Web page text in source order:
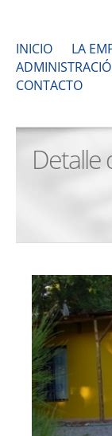
INICIO
LA
CONTACTO
Detalle